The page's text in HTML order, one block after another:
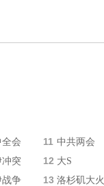
全会 11 中共两会
冲突 12 大S
战争 13 洛杉矶大火